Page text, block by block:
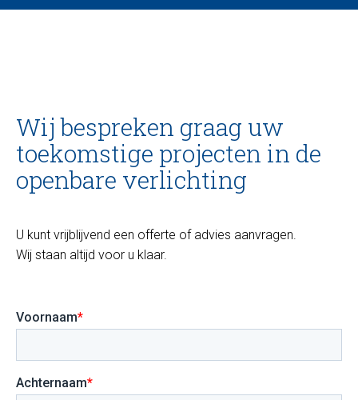
Wij bespreken graag uw
toekomstige projecten in de
openbare verlichting
U kunt vrijblijvend een offerte of advies aanvragen.
Wij staan altijd voor u klaar.